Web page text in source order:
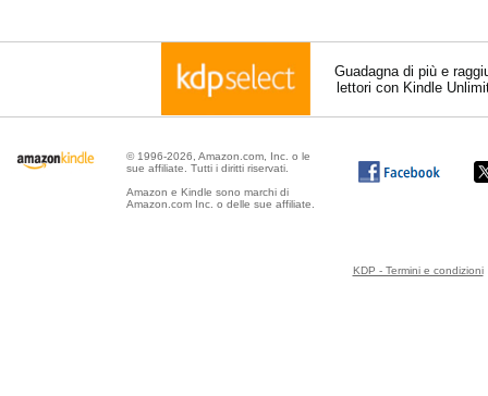
Guadagna di più e
lettori con Kindle
© 1996-2026, Amazon.com, Inc. o le
sue affiliate. Tutti i diritti riservati.
Amazon e Kindle sono marchi di
Amazon.com Inc. o delle sue affiliate.
KDP - Termini e condizioni